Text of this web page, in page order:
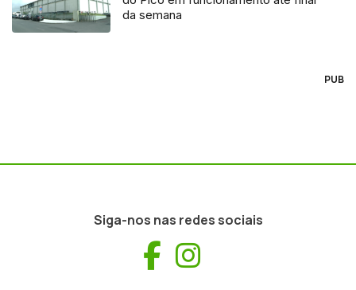
da semana
PUB
Siga-nos nas redes sociais
Facebook